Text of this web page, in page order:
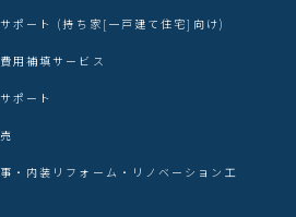
ポート (持ち家[一戸建て住宅]向け)
用補填サービス
ポート
・内装リフォーム・リノベーション工